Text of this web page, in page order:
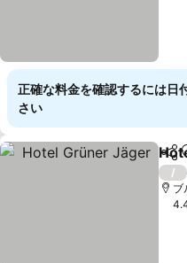
正確な料金を確認するには日
さい
シェ
/
ブ